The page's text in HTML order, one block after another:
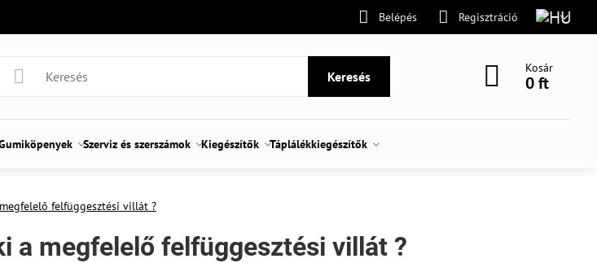
Belépés Regisztráció
Keresés
Kosár
0 ft
Szerviz és szerszámok Kiegészítők Táplálékkiegészítők
felfüggesztési villát ?
a megfelelő felfüggesztési villát ?